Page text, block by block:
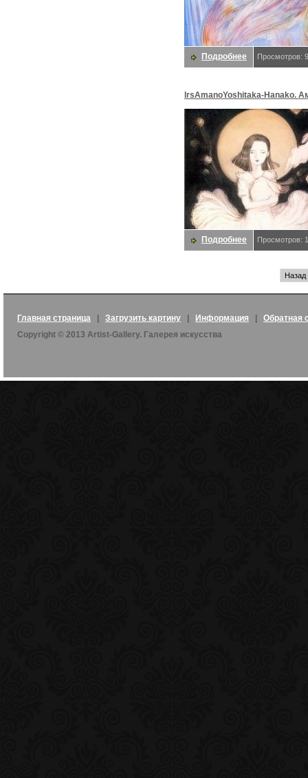
Подробнее Просмотров:
lrsAmanoYoshitaka-Hanako.
Yoshitaka
Подробнее Просмотров:
Назад
Главная страница Загрузить картину Информация
Обратная
Copyright © 2013 Artist-Gallery. Галерея искусства